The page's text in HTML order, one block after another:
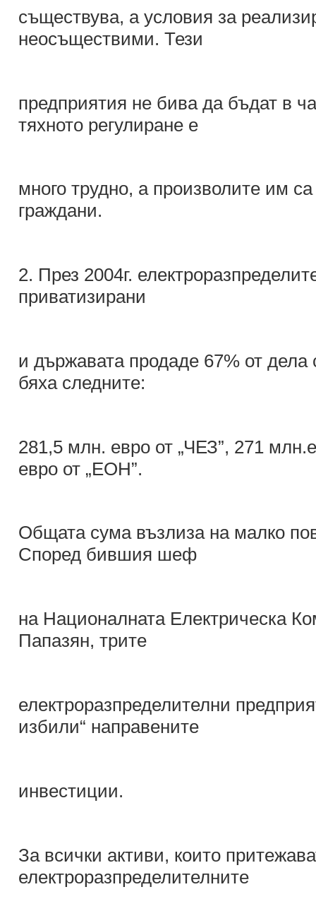
съществува, а условия за
неосъществими. Тези
предприятия не бива да бъдат в
тяхното регулиране е
много трудно, а произволите им
граждани.
2. През 2004г.
приватизирани
и държавата продаде 67% от дела
бяха следните:
281,5 млн. евро от „ЧЕЗ”, 271
евро от „ЕОН”.
Общата сума възлиза на малко
Според бившия шеф
на Националната Електрическа
Папазян, трите
електроразпределителни
избили“ направените
инвестиции.
За всички активи, които
електроразпределителните